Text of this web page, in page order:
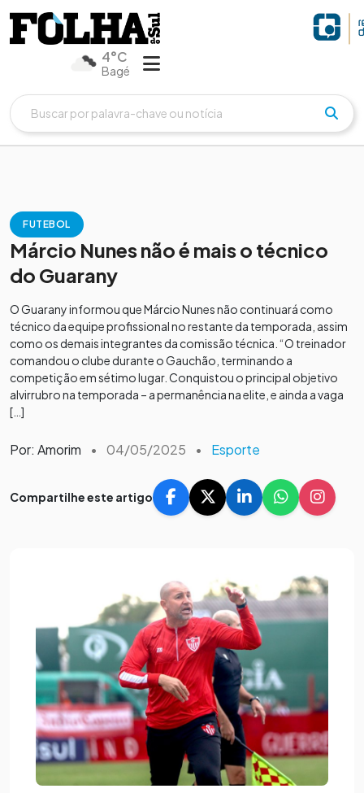
4°C
Bagé
FUTEBOL
Márcio Nunes não é mais o técnico
do Guarany
O Guarany informou que Márcio Nunes não continuará como
técnico da equipe profissional no restante da temporada, assim
como os demais integrantes da comissão técnica. “O treinador
comandou o clube durante o Gauchão, terminando a
competição em sétimo lugar. Conquistou o principal objetivo
alvirrubro na temporada – a permanência na elite, e ainda a vaga
[…]
Por: Amorim • 04/05/2025 • Esporte
Compartilhe este artigo